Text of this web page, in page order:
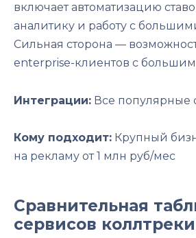
включает автоматизацию
аналитику и работу с
Сильная сторона —
enterprise-клиентов с
Интеграции: Все популярные
Кому подходит: Крупный
на рекламу от 1 млн руб/мес
Сравнительная
сервисов